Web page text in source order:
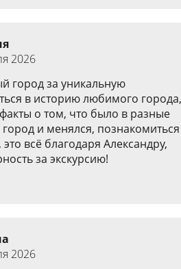
2026
город за уникальную
в историю любимого города,
о том, что было в разные
город и менялся, познакомиться
всё благодаря Александру,
за экскурсию!
2026